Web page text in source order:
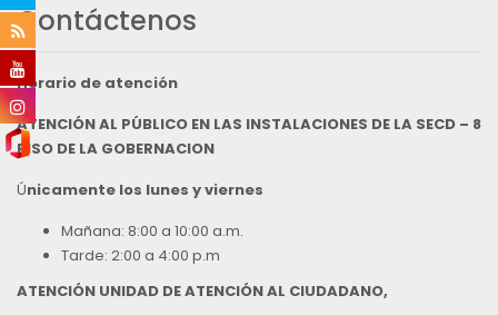
Contáctenos
Horario de atención
ATENCIÓN AL PÚBLICO EN LAS INSTALACIONES DE LA SECD – 8
PISO DE LA GOBERNACION
Únicamente los lunes y viernes
Mañana: 8:00 a 10:00 a.m.
Tarde: 2:00 a 4:00 p.m
ATENCIÓN UNIDAD DE ATENCIÓN AL CIUDADANO,